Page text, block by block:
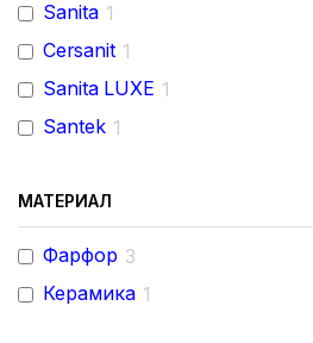
Sanita 1
Cersanit 1
Sanita LUXE 1
Santek 1
МАТЕРИАЛ
Фарфор 3
Керамика 1